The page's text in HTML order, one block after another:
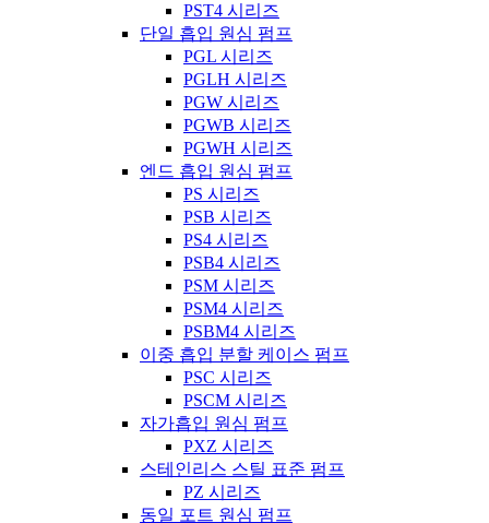
PST4 시리즈
단일 흡입 원심 펌프
PGL 시리즈
PGLH 시리즈
PGW 시리즈
PGWB 시리즈
PGWH 시리즈
엔드 흡입 원심 펌프
PS 시리즈
PSB 시리즈
PS4 시리즈
PSB4 시리즈
PSM 시리즈
PSM4 시리즈
PSBM4 시리즈
이중 흡입 분할 케이스 펌프
PSC 시리즈
PSCM 시리즈
자가흡입 원심 펌프
PXZ 시리즈
스테인리스 스틸 표준 펌프
PZ 시리즈
동일 포트 원심 펌프